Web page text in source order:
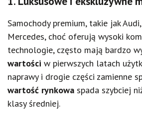
Samochody premium, takie jak
Mercedes, choć oferują wysoki
technologie, często mają bardzo
wartości w pierwszych latach
naprawy i drogie części zamienne
wartość rynkowa spada szybciej
klasy średniej.